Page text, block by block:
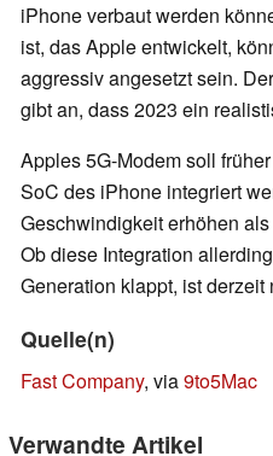
iPhone verbaut werden
ist, das Apple entwickelt,
aggressiv angesetzt sein.
gibt an, dass 2023 ein
Apples 5G-Modem soll
SoC des iPhone integriert
Geschwindigkeit erhöhen
Ob diese Integration
Generation klappt, ist derzeit
Quelle(n)
Fast Company, via9to5Mac
Verwandte Artikel